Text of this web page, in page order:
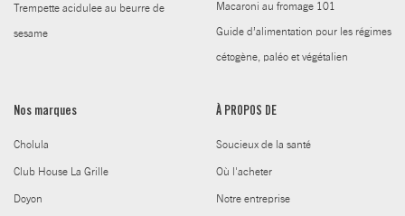
Trempette acidulee au beurre de
sesame
Macaroni au fromage 101
Guide d’alimentation pour les régimes
cétogène, paléo et végétalien
Nos marques
Cholula
Club House La Grille
Doyon
À PROPOS DE
Soucieux de la santé
Où l'acheter
Notre entreprise